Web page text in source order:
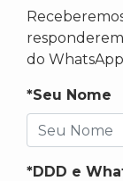
do
*Seu Nome
*DDD e